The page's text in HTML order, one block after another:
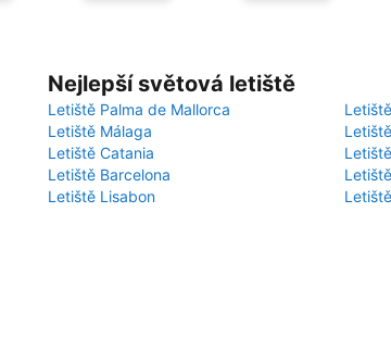
Nejlepší světová letiště
Letiště Palma de Mallorca
Letiště Málaga
Letiště Catania
Letiště Barcelona
Letiště Lisabon